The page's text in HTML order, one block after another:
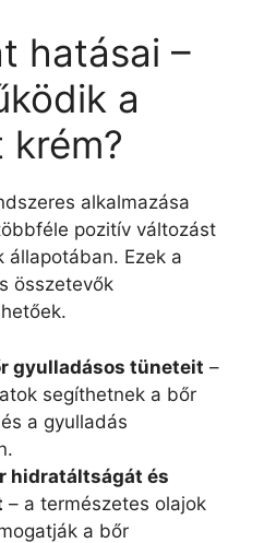
hatásai –
a
krém?
alkalmazása
pozitív változást
Ezek a
összetevők
gyulladásos tüneteit –
segíthetnek a bőr
a gyulladás
hidratáltságát és
– a természetes olajok
a bőr